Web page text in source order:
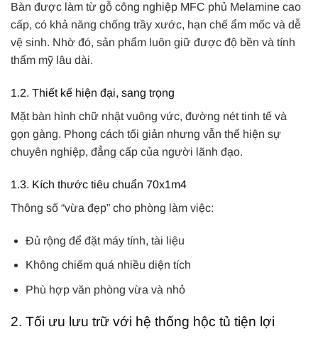
Bàn được làm từ gỗ công nghiệp MFC phủ Melamine cao
cấp, có khả năng chống trầy xước, hạn chế ẩm mốc và dễ
vệ sinh. Nhờ đó, sản phẩm luôn giữ được độ bền và tính
thẩm mỹ lâu dài.
1.2. Thiết kế hiện đại, sang trọng
Mặt bàn hình chữ nhật vuông vức, đường nét tinh tế và
gọn gàng. Phong cách tối giản nhưng vẫn thể hiện sự
chuyên nghiệp, đẳng cấp của người lãnh đạo.
1.3. Kích thước tiêu chuẩn 70x1m4
Thông số “vừa đẹp” cho phòng làm việc:
Đủ rộng để đặt máy tính, tài liệu
Không chiếm quá nhiều diện tích
Phù hợp văn phòng vừa và nhỏ
2. Tối ưu lưu trữ với hệ thống hộc tủ tiện lợi